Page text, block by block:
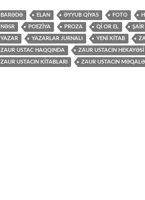
BARƏDƏ ELAN ƏYYUB QİYAS FOTO
NƏSR POEZİYA PROZA QI OR EL ŞAİR
YAZAR YAZARLAR JURNALI YENİ KİTAB
ZAUR USTAC HAQQINDA ZAUR USTACIN HEKAYƏSİ
ZAUR USTACIN KİTABLARI ZAUR USTACIN